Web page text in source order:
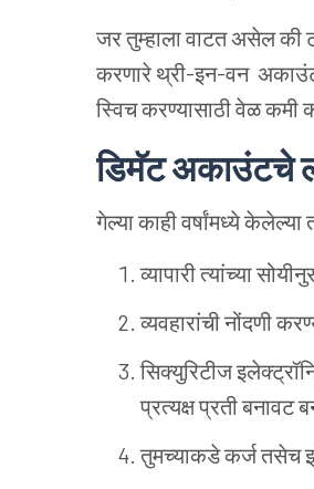
जर तुम्हाला वाटत असेल
करणारे थ्री-इन-वन अकाउंट
स्विच करण्यासाठी वेळ कमी
डिमॅट अकाउंटचे
गेल्या काही वर्षांमध्ये
व्यापारी त्यांच्या
व्यवहारांची नोंदणी
सिक्युरिटीज
प्रत्यक्ष प्रती बनावट
तुमच्याकडे कर्ज तसेच